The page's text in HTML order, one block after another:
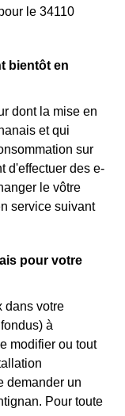
le 34110
bientôt en
dont la mise en
et qui
sur
d'effectuer des e-
le vôtre
service suivant
pour votre
dans votre
à
modifier ou tout
demander un
Pour toute